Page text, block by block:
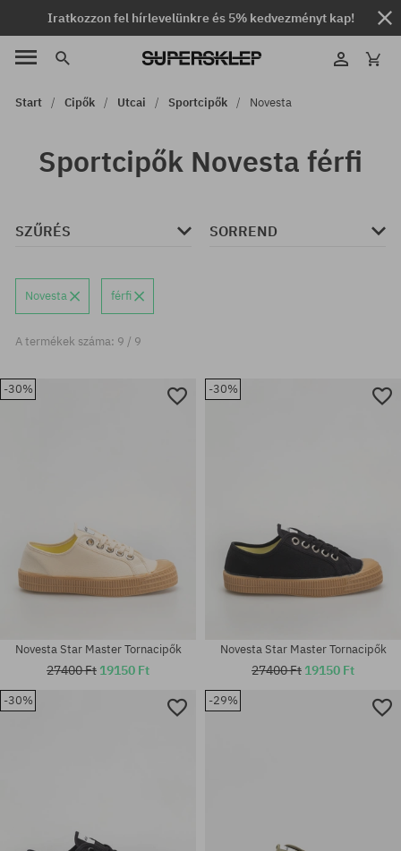
Iratkozzon fel hírlevelünkre és 5% kedvezményt kap!
Start Cipők Utcai Sportcipők Novesta
Sportcipők Novesta férfi
SZŰRÉS SORREND
Novesta férfi
A termékek száma: 9 / 9
-30%
Novesta Star Master Tornacipők
27400 Ft 19150 Ft
-30%
Novesta Star Master Tornacipők
27400 Ft 19150 Ft
-30% -29%